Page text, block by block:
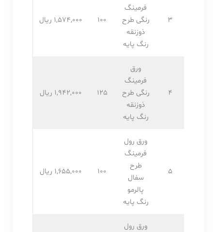
3
فرمینگ
رنگی طرح
ذوزنقه
رنگ پایه
100 1,574,۰۰۰ ریال
4
ورق
فرمینگ
رنگی طرح
ذوزنقه
رنگ پایه
125 1,942,۰۰۰ ریال
5
ورق رول
فرمینگ
طرح
سفال
پالرمو
رنگ پایه
100 1,655,۰۰۰ ریال
ورق رول